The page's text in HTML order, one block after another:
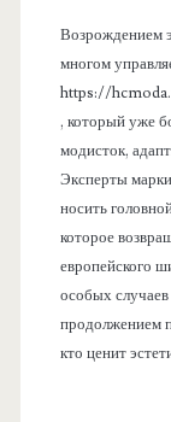
Возрождением
многом
https://
, который уже
модисток,
Эксперты
носить
которое
европейского
особых
продолжением
кто ценит